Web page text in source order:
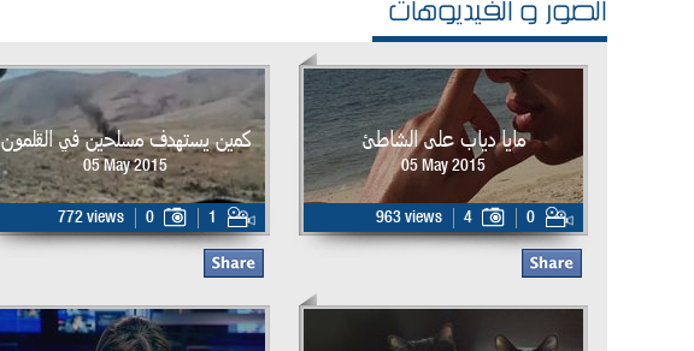
الصور و الفيديوهات
مايا دياب على الشاطئ
05 May 2015
963 views 4 0
كمين يستهدف مسلحين في القلمون
05 May 2015
772 views 0 1